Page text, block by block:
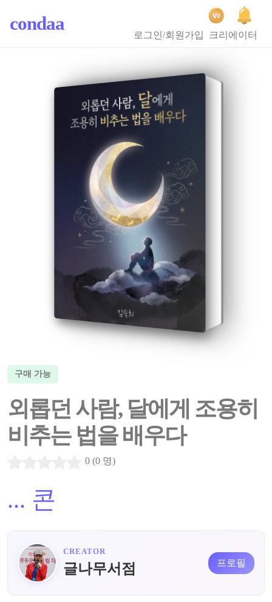
condaa
로그인/회원가입 크리에이터
구매 가능
외롭던 사람, 달에게 조용히
비추는 법을 배우다
0 (0 명)
... 콘
CREATOR
글나무서점 프로필